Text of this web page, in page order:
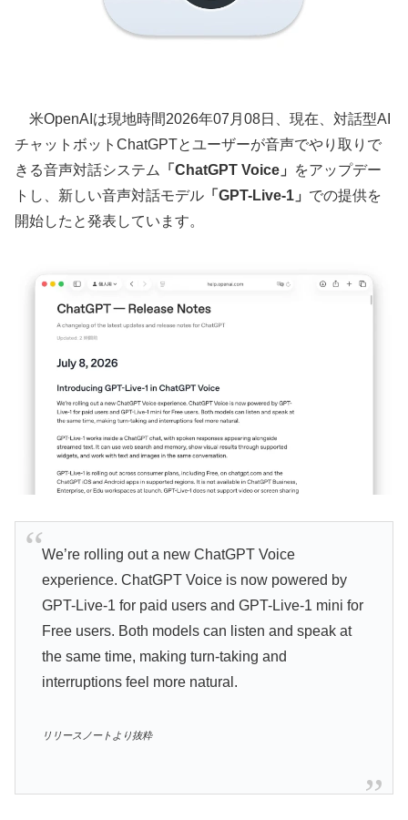
米OpenAIは現地時間2026年07月08日、現在、対話型AI
チャットボットChatGPTとユーザーが音声でやり取りで
きる音声対話システム
「ChatGPT Voice」
をアップデー
トし、新しい音声対話モデル 「GPT-Live-1」 での提供を
開始したと発表しています。
We’re rolling out a new ChatGPT Voice
experience. ChatGPT Voice is now powered by
GPT-Live-1 for paid users and GPT-Live-1 mini for
Free users. Both models can listen and speak at
the same time, making turn-taking and
interruptions feel more natural.
リリースノートより抜粋